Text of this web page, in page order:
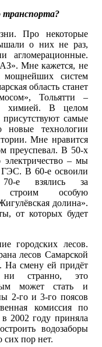
транспорта?
Про некоторые
о них не раз,
агломерационные.
Мне кажется, не
мощнейших систем
область станет
Тольятти –
химией. В целом
самые
новые технологии
Мне нравится
преуспевал. В 50-х
электричество – мы
В 60-е освоили
е взялись за
строим особую
долина».
от которых будет
городских лесов.
лесов Самарской
На смену ей придёт
странно, это
может стать и
2-го и 3-го поясов
комиссия по
2002 году приняла
водозаборы
сих пор нет.